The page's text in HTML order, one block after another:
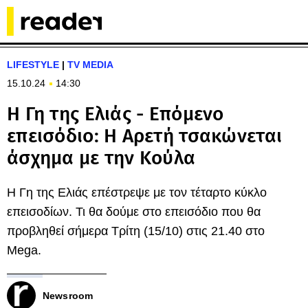
LIFESTYLE | TV MEDIA
15.10.24
14:30
Η Γη της Ελιάς - Επόμενο
επεισόδιο: Η Αρετή τσακώνεται
άσχημα με την Κούλα
Η Γη της Ελιάς επέστρεψε με τον τέταρτο κύκλο
επεισοδίων. Τι θα δούμε στο επεισόδιο που θα
προβληθεί σήμερα Τρίτη (15/10) στις 21.40 στο
Mega.
Newsroom